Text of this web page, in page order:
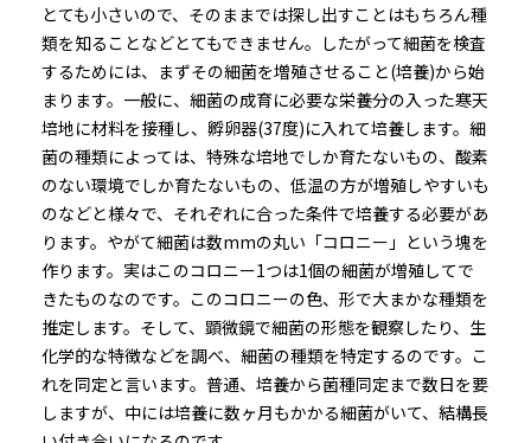
とても小さいので、そのままでは探し出すことはもちろん種
類を知ることなどとてもできません。したがって細菌を検査
するためには、まずその細菌を増殖させること(培養)から始
まります。一般に、細菌の成育に必要な栄養分の入った寒天
培地に材料を接種し、孵卵器(37度)に入れて培養します。細
菌の種類によっては、特殊な培地でしか育たないもの、酸素
のない環境でしか育たないもの、低温の方が増殖しやすいも
のなどと様々で、それぞれに合った条件で培養する必要があ
ります。やがて細菌は数mmの丸い「コロニー」という塊を
作ります。実はこのコロニー1つは1個の細菌が増殖してで
きたものなのです。このコロニーの色、形で大まかな種類を
推定します。そして、顕微鏡で細菌の形態を観察したり、生
化学的な特徴などを調べ、細菌の種類を特定するのです。こ
れを同定と言います。普通、培養から菌種同定まで数日を要
しますが、中には培養に数ヶ月もかかる細菌がいて、結構長